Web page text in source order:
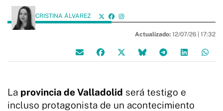
CRISTINA ÁLVAREZ
Actualizado: 12/07/26 | 17:32
La provincia de Valladolid será testigo e
incluso protagonista de un acontecimiento